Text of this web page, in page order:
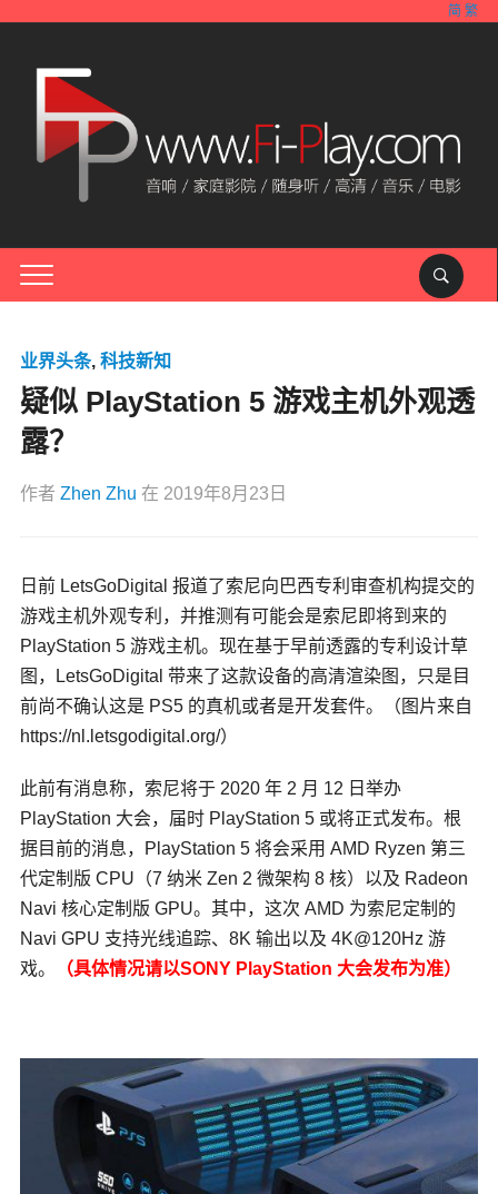
简 繁
业界头条, 科技新知
疑似 PlayStation 5 游戏主机外观透
露？
作者 Zhen Zhu 在 2019年8月23日
日前 LetsGoDigital 报道了索尼向巴西专利审查机构提交的
游戏主机外观专利，并推测有可能会是索尼即将到来的
PlayStation 5 游戏主机。现在基于早前透露的专利设计草
图，LetsGoDigital 带来了这款设备的高清渲染图，只是目
前尚不确认这是 PS5 的真机或者是开发套件。（图片来自
https://nl.letsgodigital.org/）
此前有消息称，索尼将于 2020 年 2 月 12 日举办
PlayStation 大会，届时 PlayStation 5 或将正式发布。根
据目前的消息，PlayStation 5 将会采用 AMD Ryzen 第三
代定制版 CPU（7 纳米 Zen 2 微架构 8 核）以及 Radeon
Navi 核心定制版 GPU。其中，这次 AMD 为索尼定制的
Navi GPU 支持光线追踪、8K 输出以及 4K@120Hz 游
戏。
（具体情况请以SONY PlayStation 大会发布为准）